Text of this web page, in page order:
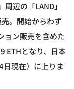
辺の「LAND」
。開始からわず
ョン販売を含めた
ETHとなり、日本
現在）に上りま